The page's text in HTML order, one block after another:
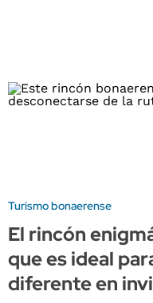
Turismo bonaerense
El rincón
que es ideal
diferente en